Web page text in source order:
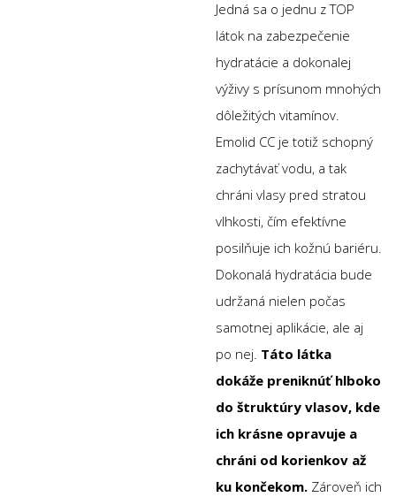
Jedná sa o jednu z TOP
látok na zabezpečenie
hydratácie a dokonalej
výživy s prísunom mnohých
dôležitých vitamínov.
Emolid CC je totiž schopný
zachytávať vodu, a tak
chráni vlasy pred stratou
vlhkosti, čím efektívne
posilňuje ich kožnú bariéru.
Dokonalá hydratácia bude
udržaná nielen počas
samotnej aplikácie, ale aj
po nej. Táto látka
dokáže preniknúť hlboko
do štruktúry vlasov, kde
ich krásne opravuje a
chráni od korienkov až
ku končekom. Zároveň ich